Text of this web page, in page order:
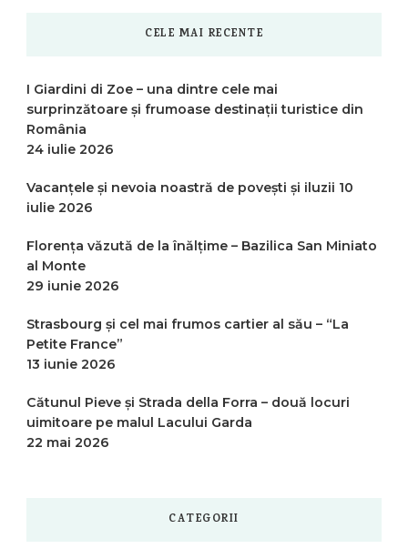
CELE MAI RECENTE
I Giardini di Zoe – una dintre cele mai
surprinzătoare și frumoase destinații turistice din
România
24 iulie 2026
Vacanțele și nevoia noastră de povești și iluzii 10
iulie 2026
Florența văzută de la înălțime – Bazilica San Miniato
al Monte
29 iunie 2026
Strasbourg și cel mai frumos cartier al său – “La
Petite France”
13 iunie 2026
Cătunul Pieve și Strada della Forra – două locuri
uimitoare pe malul Lacului Garda
22 mai 2026
CATEGORII